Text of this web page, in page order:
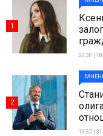
00:30 |
1
19:37 |
2